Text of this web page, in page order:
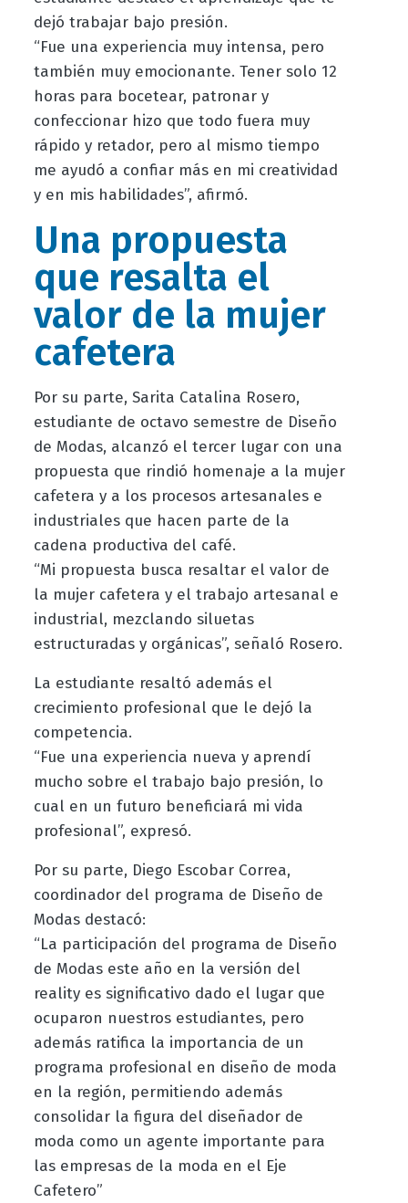
dejó trabajar bajo presión.
“Fue una experiencia muy intensa, pero
también muy emocionante. Tener solo 12
horas para bocetear, patronar y
confeccionar hizo que todo fuera muy
rápido y retador, pero al mismo tiempo
me ayudó a confiar más en mi creatividad
y en mis habilidades”, afirmó.
Una propuesta
que resalta el
valor de la mujer
cafetera
Por su parte, Sarita Catalina Rosero,
estudiante de octavo semestre de Diseño
de Modas, alcanzó el tercer lugar con una
propuesta que rindió homenaje a la mujer
cafetera y a los procesos artesanales e
industriales que hacen parte de la
cadena productiva del café.
“Mi propuesta busca resaltar el valor de
la mujer cafetera y el trabajo artesanal e
industrial, mezclando siluetas
estructuradas y orgánicas”, señaló Rosero.
La estudiante resaltó además el
crecimiento profesional que le dejó la
competencia.
“Fue una experiencia nueva y aprendí
mucho sobre el trabajo bajo presión, lo
cual en un futuro beneficiará mi vida
profesional”, expresó.
Por su parte, Diego Escobar Correa,
coordinador del programa de Diseño de
Modas destacó:
“La participación del programa de Diseño
de Modas este año en la versión del
reality es significativo dado el lugar que
ocuparon nuestros estudiantes, pero
además ratifica la importancia de un
programa profesional en diseño de moda
en la región, permitiendo además
consolidar la figura del diseñador de
moda como un agente importante para
las empresas de la moda en el Eje
Cafetero”